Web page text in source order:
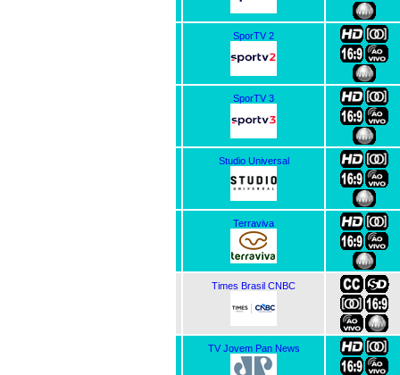
SporTV 2
SporTV 3
Studio Universal
Terraviva
Times Brasil CNBC
TV Jovem Pan News